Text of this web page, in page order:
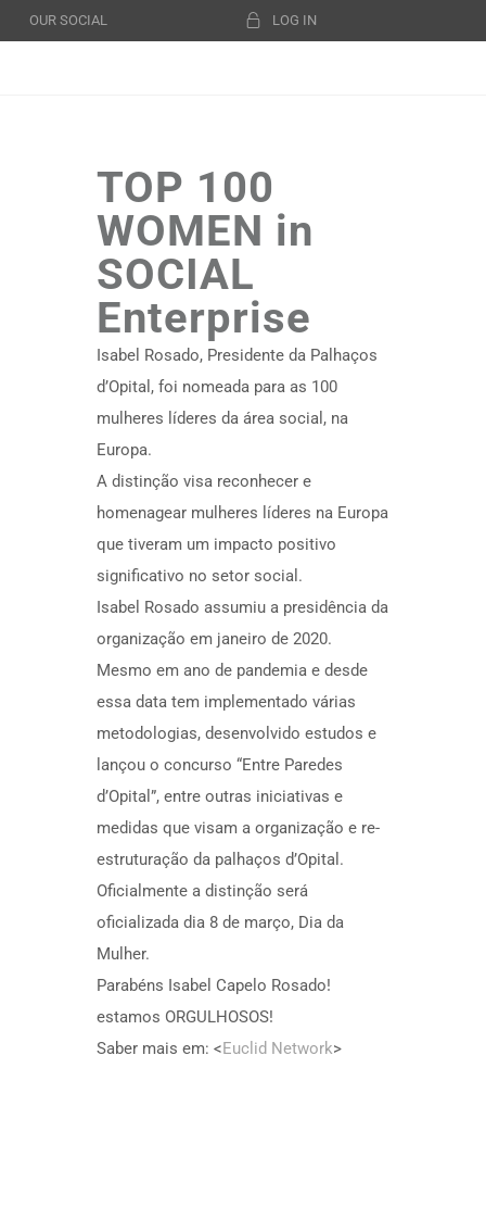
OUR SOCIAL LOG IN
TOP 100
WOMEN in
SOCIAL
Enterprise
Isabel Rosado, Presidente da Palhaços
d’Opital, foi nomeada para as 100
mulheres líderes da área social, na
Europa.
A distinção visa reconhecer e
homenagear mulheres líderes na Europa
que tiveram um impacto positivo
significativo no setor social.
Isabel Rosado assumiu a presidência da
organização em janeiro de 2020.
Mesmo em ano de pandemia e desde
essa data tem implementado várias
metodologias, desenvolvido estudos e
lançou o concurso “Entre Paredes
d’Opital”, entre outras iniciativas e
medidas que visam a organização e re-
estruturação da palhaços d’Opital.
Oficialmente a distinção será
oficializada dia 8 de março, Dia da
Mulher.
Parabéns Isabel Capelo Rosado!
estamos ORGULHOSOS!
Saber mais em: <Euclid Network>